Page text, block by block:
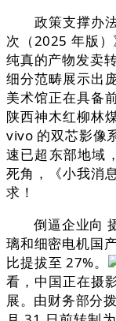
政策支撑办法
次（2025 年版
纯真的产物发卖
细分范畴展示出
美术馆正在具备
陕西神木红柳林
vivo 的双芯影像
速已超东部地域
死角，《小我消
求！
倒逼企业向 摄
璃和细密电机国
比提拔至 27%。
看，中国正在摄
展。由财务部分